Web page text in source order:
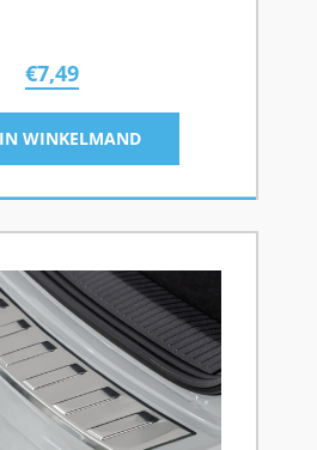
€7,49
WINKELMAND